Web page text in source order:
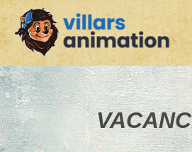
Jump
to
navigation